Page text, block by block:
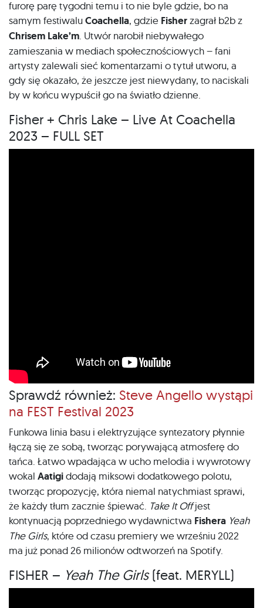
furorę parę tygodni temu i to nie byle gdzie, bo na
samym festiwaluCoachella, gdzie Fisherzagrał b2b z
Chrisem Lake’m . Utwór narobił niebywałego
zamieszania w mediach społecznościowych – fani
artysty zalewali sieć komentarzami o tytuł utworu, a
gdy się okazało, że jeszcze jest niewydany, to naciskali
by w końcu wypuścił go na światło dzienne.
Fisher + Chris Lake – Live At Coachella
2023 – FULL SET
Sprawdź również: Steve Angello wystąpi
na FEST Festival 2023
Funkowa linia basu i elektryzujące syntezatory płynnie
łączą się ze sobą, tworząc porywającą atmosferę do
tańca. Łatwo wpadająca w ucho melodia i wywrotowy
wokal Aatigidodają miksowi dodatkowego polotu,
tworząc propozycję, która niemal natychmiast sprawi,
że każdy tłum zacznie śpiewać. Take It Offjest
kontynuacją poprzedniego wydawnictwa Fishera Yeah
The Girls, które od czasu premiery we wrześniu 2022
ma już ponad 26 milionów odtworzeń na Spotify.
FISHER – Yeah The Girls(feat. MERYLL)